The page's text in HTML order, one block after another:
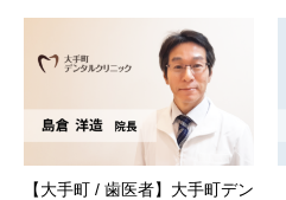
【大手町 / 歯医者】大手町デン